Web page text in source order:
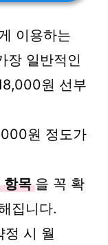
이용하는
장 일반적인
원 선부
원 정도가
항목 을 꼭 확
집니다.
시 월